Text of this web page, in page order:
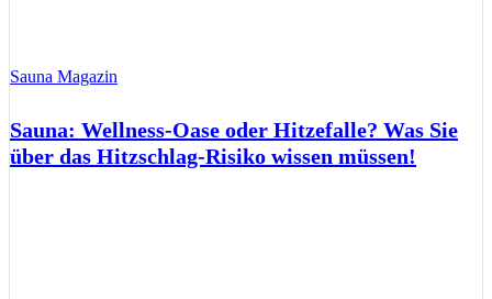
Sauna Magazin
Sauna: Wellness-Oase oder Hitzefalle? Was Sie
über das Hitzschlag-Risiko wissen müssen!